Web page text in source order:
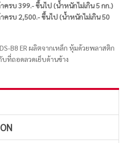
ครบ 399.- ขึ้นไป (น้ำหนักไม่เกิน 5 กก.)
ครบ 2,500.- ขึ้นไป (น้ำหนักไม่เกิน 50
B8 ER ผลิตจากเหล็ก หุ้มด้วยพลาสติก
ที่ถอดลวดเย็บด้านข้าง